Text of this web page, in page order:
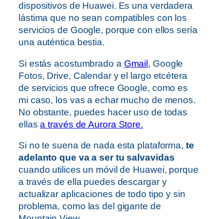
dispositivos de Huawei. Es una verdadera
lástima que no sean compatibles con los
servicios de Google, porque con ellos sería
una auténtica bestia.
Si estás acostumbrado a Gmail, Google
Fotos, Drive, Calendar y el largo etcétera
de servicios que ofrece Google, como es
mi caso, los vas a echar mucho de menos.
No obstante, puedes hacer uso de todas
ellasa través de Aurora Store.
Si no te suena de nada esta plataforma, te
adelanto que va a ser tu salvavidas
cuando utilices un móvil de Huawei, porque
a través de ella puedes descargar y
actualizar aplicaciones de todo tipo y sin
problema, como las del gigante de